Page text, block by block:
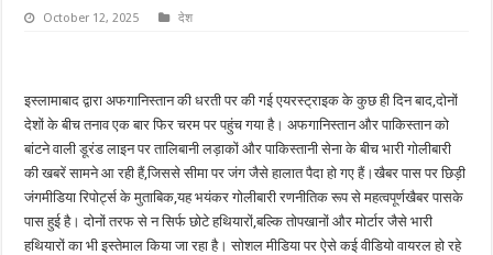
October 12, 2025 देश
इस्लामाबाद द्वारा अफगानिस्तान की धरती पर की गई एयरस्ट्राइक के कुछ ही दिन बाद,दोनों
देशों के बीच तनाव एक बार फिर चरम पर पहुंच गया है। अफगानिस्तान और पाकिस्तान को
बांटने वाली डूरंड लाइन पर तालिबानी लड़ाकों और पाकिस्तानी सेना के बीच भारी गोलीबारी
की खबरें सामने आ रही हैं,जिससे सीमा पर जंग जैसे हालात पैदा हो गए हैं।खैबर पास पर छिड़ी
जंगमीडिया रिपोर्ट्स के मुताबिक,यह भयंकर गोलीबारी रणनीतिक रूप से महत्वपूर्णखैबर पासके
पास हुई है। दोनों तरफ से न सिर्फ छोटे हथियारों,बल्कि तोपखानों और मोर्टार जैसे भारी
हथियारों का भी इस्तेमाल किया जा रहा है। सोशल मीडिया पर ऐसे कई वीडियो वायरल हो रहे